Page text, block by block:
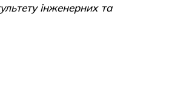
інженерних та